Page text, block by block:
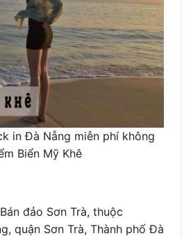
in Đà Nẵng miễn phí không
Biển Mỹ Khê
đảo Sơn Trà, thuộc
quận Sơn Trà, Thành phố Đà